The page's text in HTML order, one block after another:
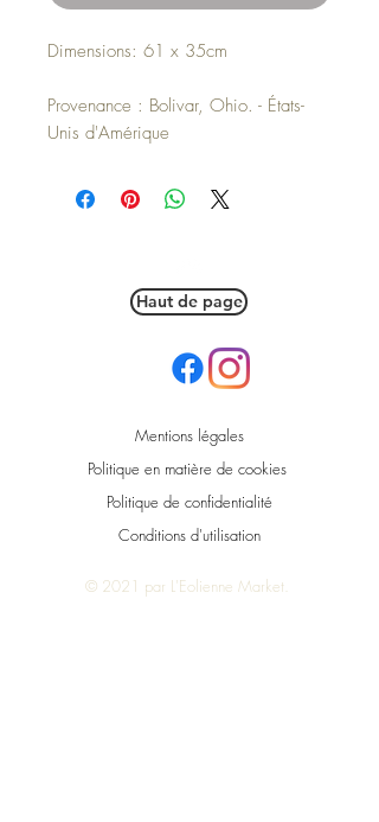
Dimensions: 61 x 35cm
Provenance : Bolivar, Ohio. - États-
Unis d'Amérique
Haut de page
Mentions légales
Politique en matière de cookies
Politique de confidentialité
Conditions d'utilisation
© 2021 par L'Eolienne Market.